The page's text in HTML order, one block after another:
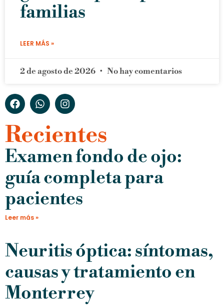
familias
LEER MÁS »
2 de agosto de 2026 No hay comentarios
Recientes
Examen fondo de ojo:
guía completa para
pacientes
Leer más »
Neuritis óptica: síntomas,
causas y tratamiento en
Monterrey